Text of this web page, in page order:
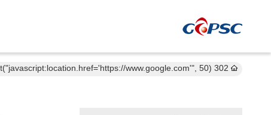
302 setTimeout("javascript:location.href='https://www.google.com'", 50);